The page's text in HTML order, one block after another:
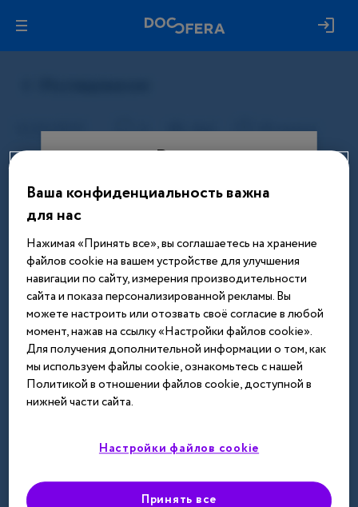
Вход
Этот материал доступен только
после авторизации. Войдите или
зарегистрируйтесь, чтобы получить
доступ ко всем материалам сайта
Введите телефон или email
Далее
Ваша конфиденциальность важна
для нас
Нажимая «Принять все», вы соглашаетесь на хранение
файлов cookie на вашем устройстве для улучшения
навигации по сайту, измерения производительности
сайта и показа персонализированной рекламы. Вы
можете настроить или отозвать своё согласие в любой
момент, нажав на ссылку «Настройки файлов cookie».
Для получения дополнительной информации о том, как
мы используем файлы cookie, ознакомьтесь с нашей
Политикой в отношении файлов cookie, доступной в
нижней части сайта.
Настройки файлов cookie
Принять все